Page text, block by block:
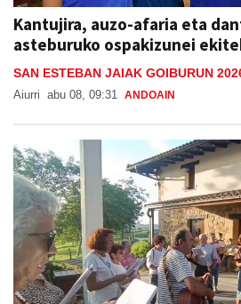
Kantujira, auzo-afaria eta
asteburuko ospakizunei
SAN ESTEBAN JAIAK GOIBURUN
Aiurri abu 08, 09:31 ANDOAIN